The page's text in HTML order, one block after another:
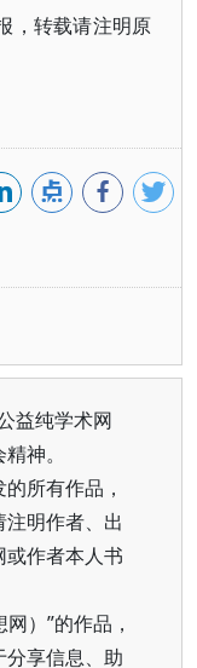
，转载请注明原
益纯学术网
神。
所有作品，
明作者、出
作者本人书
）”的作品，
享信息、助